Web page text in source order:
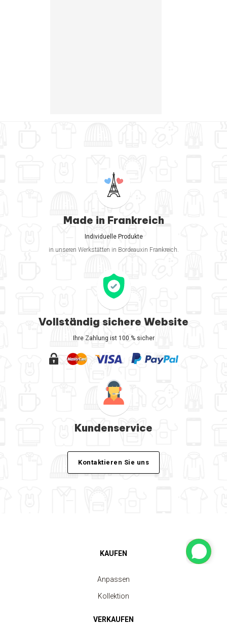
Made in Frankreich
Individuelle Produkte
in unseren Werkstätten in Bordeauxin Frankreich.
Vollständig sichere Website
Ihre Zahlung ist 100 % sicher
Kundenservice
Kontaktieren Sie uns
KAUFEN
Anpassen
Kollektion
VERKAUFEN